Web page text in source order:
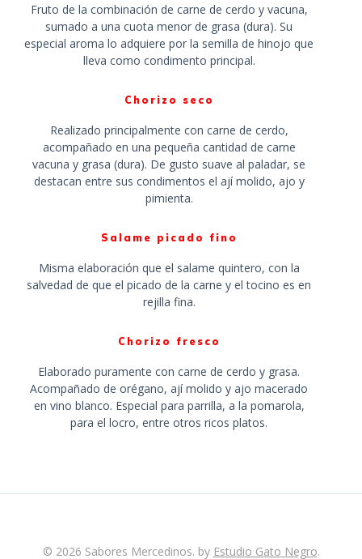
Fruto de la combinación de carne de cerdo y vacuna,
sumado a una cuota menor de grasa (dura). Su
especial aroma lo adquiere por la semilla de hinojo que
lleva como condimento principal.
Chorizo seco
Realizado principalmente con carne de cerdo,
acompañado en una pequeña cantidad de carne
vacuna y grasa (dura). De gusto suave al paladar, se
destacan entre sus condimentos el ají molido, ajo y
pimienta.
Salame picado fino
Misma elaboración que el salame quintero, con la
salvedad de que el picado de la carne y el tocino es en
rejilla fina.
Chorizo fresco
Elaborado puramente con carne de cerdo y grasa.
Acompañado de orégano, ají molido y ajo macerado
en vino blanco. Especial para parrilla, a la pomarola,
para el locro, entre otros ricos platos.
© 2026 Sabores Mercedinos. by Estudio Gato Negro.